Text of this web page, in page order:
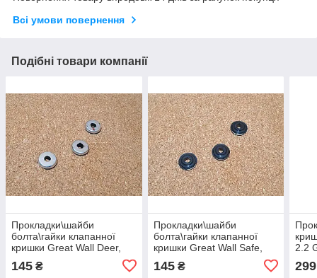
Всі умови повернення
Подібні товари компанії
Прокладки\шайби
болта\гайки клапанної
кришки Great Wall Deer,
145 ₴
Прокладки\шайби
болта\гайки клапанної
кришки Great Wall Safe,
145₴
2.2
299